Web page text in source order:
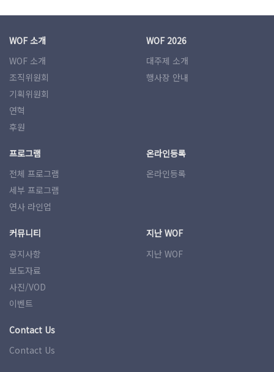
WOF 소개
WOF 소개
조직위원회
기획위원회
연혁
후원
WOF 2026
대주제 소개
행사장 안내
프로그램
전체 프로그램
세부 프로그램
연사 라인업
온라인등록
온라인등록
커뮤니티
공지사항
보도자료
사진/VOD
이벤트
지난 WOF
지난 WOF
Contact Us
Contact Us